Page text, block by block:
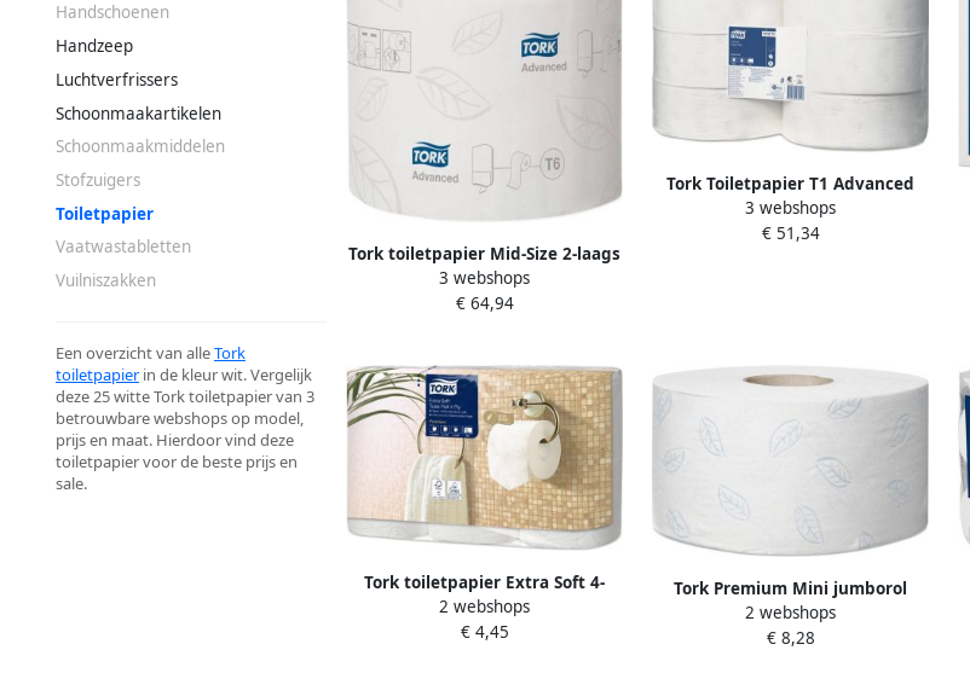
Handschoenen
Handzeep
Luchtverfrissers
Schoonmaakartikelen
Schoonmaakmiddelen
Stofzuigers
Toiletpapier
Vaatwastabletten
Vuilniszakken
Een overzicht van alleTork
toiletpapier in de kleur wit. Vergelijk
deze 25 witte Tork toiletpapier van 3
betrouwbare webshops op model,
prijs en maat. Hierdoor vind deze
toiletpapier voor de beste prijs en
sale.
Tork toiletpapier Mid-Size 2-laags
100 meter systeem T6 pak van 27
rollen
3 webshops
€ 64,94
Tork Toiletpapier T1 Advanced
jumbo 2-laags 360m wit 120272
3 webshops
€ 51,34
Tork toiletpapier Extra Soft 4-
laags systeem T4 pak van 6
rollen
2 webshops
€ 4,45
Tork Premium Mini jumborol
toiletpapier zacht 2-laags
systeem T2 wit
2 webshops
€ 8,28